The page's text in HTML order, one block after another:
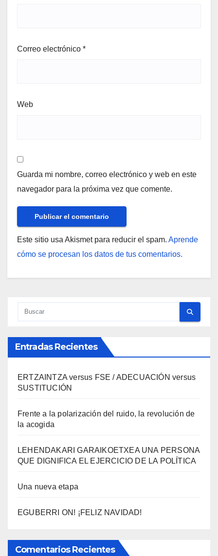
Correo electrónico *
Web
Guarda mi nombre, correo electrónico y web en este
navegador para la próxima vez que comente.
Este sitio usa Akismet para reducir el spam. Aprende
cómo se procesan los datos de tus comentarios.
Entradas Recientes
ERTZAINTZA versus FSE / ADECUACIÓN versus
SUSTITUCIÓN
Frente a la polarización del ruido, la revolución de
la acogida
LEHENDAKARI GARAIKOETXEA UNA PERSONA
QUE DIGNIFICA EL EJERCICIO DE LA POLÍTICA
Una nueva etapa
EGUBERRI ON! ¡FELIZ NAVIDAD!
Comentarios Recientes